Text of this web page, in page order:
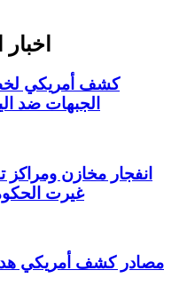
كشف أمريكي
الجبهات ضد
انفجار مخازن
غيرت
مصادر كشف أمريكي